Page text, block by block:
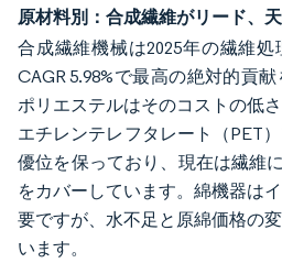
原材料別：合成繊維がリード、
合成繊維機械は2025年の繊維処
CAGR 5.98%で最高の絶対的貢
ポリエステルはそのコストの低
エチレンテレフタレート（PET
優位を保っており、現在は繊維
をカバーしています。綿機器は
要ですが、水不足と原綿価格の
います。